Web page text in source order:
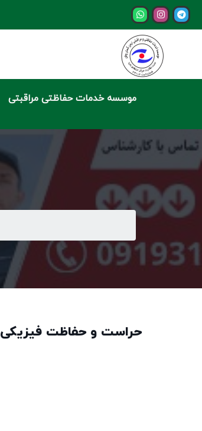
موسسه خدمات حفاظتی مراقبتی
حراست و حفاظت فیزیکی